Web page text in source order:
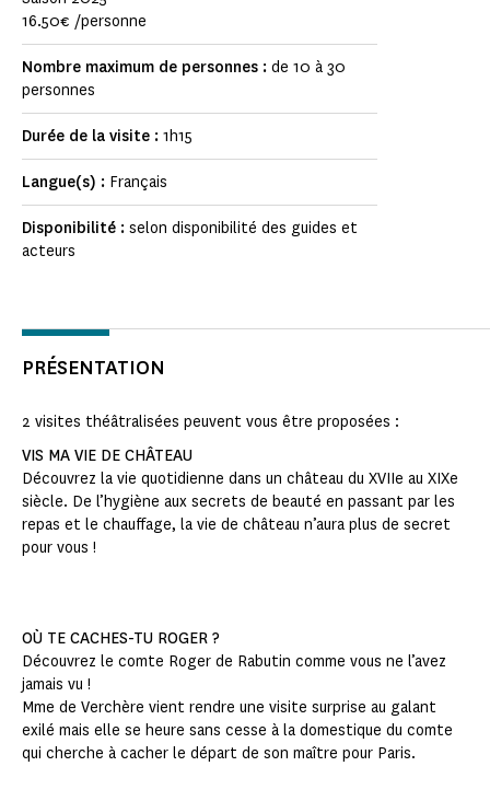
16.50€ /personne
Nombre maximum de personnes : de 10 à 30
personnes
Durée de la visite : 1h15
Langue(s) : Français
Disponibilité : selon disponibilité des guides et
acteurs
PRÉSENTATION
2 visites théâtralisées peuvent vous être proposées :
VIS MA VIE DE CHÂTEAU
Découvrez la vie quotidienne dans un château du XVIIe au XIXe
siècle. De l’hygiène aux secrets de beauté en passant par les
repas et le chauffage, la vie de château n’aura plus de secret
pour vous !
OÙ TE CACHES-TU ROGER ?
Découvrez le comte Roger de Rabutin comme vous ne l’avez
jamais vu !
Mme de Verchère vient rendre une visite surprise au galant
exilé mais elle se heure sans cesse à la domestique du comte
qui cherche à cacher le départ de son maître pour Paris.